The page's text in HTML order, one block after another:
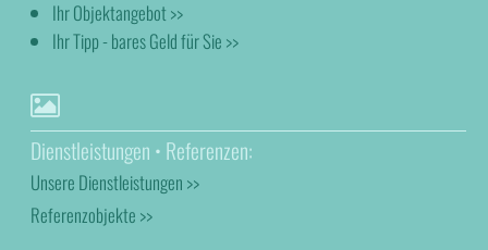
Ihr Objektangebot >>
Ihr Tipp - bares Geld für Sie >>
Dienstleistungen • Referenzen:
Unsere Dienstleistungen >>
Referenzobjekte >>